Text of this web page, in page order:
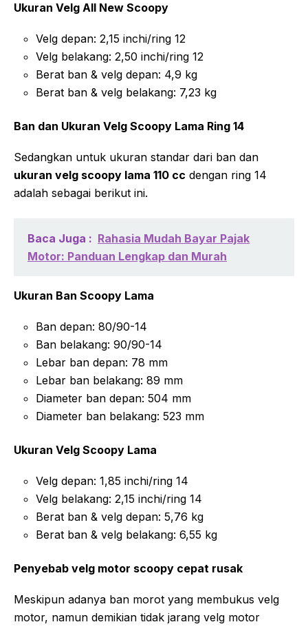
Ukuran Velg All New Scoopy
Velg depan: 2,15 inchi/ring 12
Velg belakang: 2,50 inchi/ring 12
Berat ban & velg depan: 4,9 kg
Berat ban & velg belakang: 7,23 kg
Ban dan Ukuran Velg Scoopy Lama Ring 14
Sedangkan untuk ukuran standar dari ban dan
ukuran velg scoopy lama 110 cc dengan ring 14
adalah sebagai berikut ini.
Baca Juga : Rahasia Mudah Bayar Pajak
Motor: Panduan Lengkap dan Murah
Ukuran Ban Scoopy Lama
Ban depan: 80/90-14
Ban belakang: 90/90-14
Lebar ban depan: 78 mm
Lebar ban belakang: 89 mm
Diameter ban depan: 504 mm
Diameter ban belakang: 523 mm
Ukuran Velg Scoopy Lama
Velg depan: 1,85 inchi/ring 14
Velg belakang: 2,15 inchi/ring 14
Berat ban & velg depan: 5,76 kg
Berat ban & velg belakang: 6,55 kg
Penyebab velg motor scoopy cepat rusak
Meskipun adanya ban morot yang membukus velg
motor, namun demikian tidak jarang velg motor